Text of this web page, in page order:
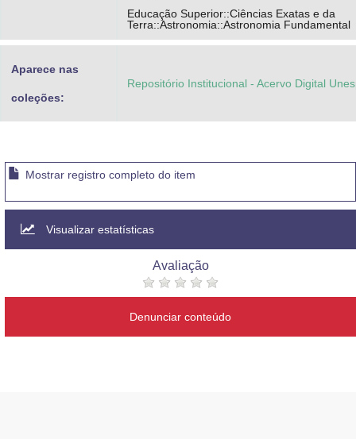
Educação Superior::Ciências Exatas e da
Terra::Astronomia::Astronomia Fundamental
Aparece nas
coleções:
Repositório Institucional - Acervo Digital
Mostrar registro completo do item
Visualizar estatísticas
Avaliação
Denunciar conteúdo